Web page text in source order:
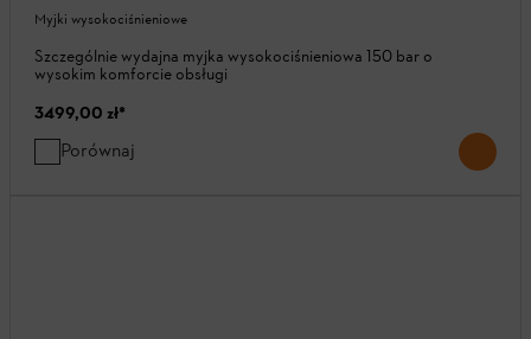
Myjki wysokociśnieniowe
Szczególnie wydajna myjka wysokociśnieniowa 150 bar o
wysokim komforcie obsługi
3499,00 zł*
Porównaj